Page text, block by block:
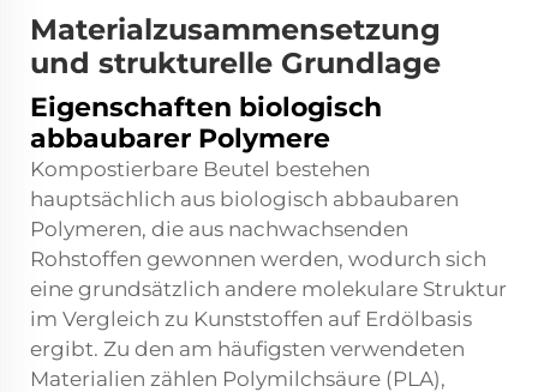
Materialzusammensetzung
und strukturelle Grundlage
Eigenschaften biologisch
abbaubarer Polymere
Kompostierbare Beutel bestehen
hauptsächlich aus biologisch abbaubaren
Polymeren, die aus nachwachsenden
Rohstoffen gewonnen werden, wodurch sich
eine grundsätzlich andere molekulare Struktur
im Vergleich zu Kunststoffen auf Erdölbasis
ergibt. Zu den am häufigsten verwendeten
Materialien zählen Polymilchsäure (PLA),